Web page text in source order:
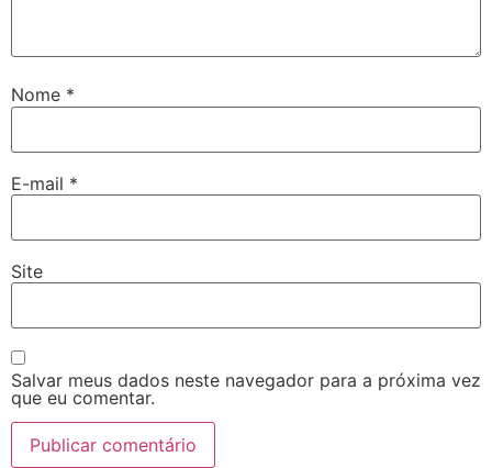
Nome *
E-mail *
Site
Salvar meus dados neste navegador para a próxima vez
que eu comentar.